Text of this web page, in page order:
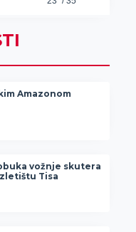
Amazonom
vožnje skutera
Tisa